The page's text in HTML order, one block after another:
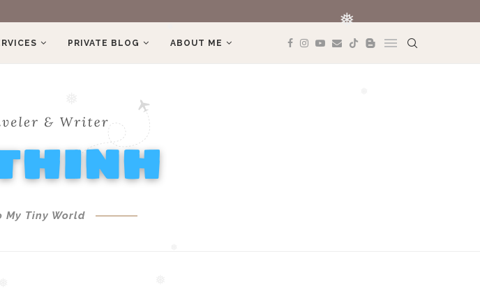
❅
PRIVATE BLOG ABOUT ME
My Tiny World